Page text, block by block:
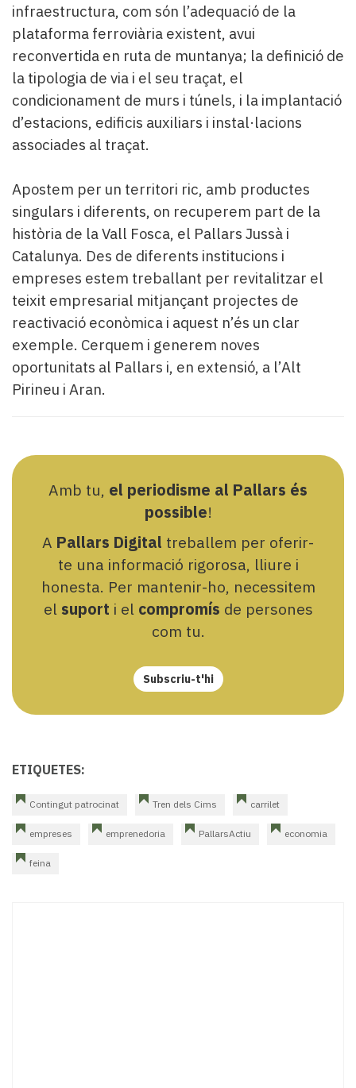
infraestructura, com són l’adequació de la
plataforma ferroviària existent, avui
reconvertida en ruta de muntanya; la definició de
la tipologia de via i el seu traçat, el
condicionament de murs i túnels, i la implantació
d’estacions, edificis auxiliars i instal·lacions
associades al traçat.
Apostem per un territori ric, amb productes
singulars i diferents, on recuperem part de la
història de la Vall Fosca, el Pallars Jussà i
Catalunya. Des de diferents institucions i
empreses estem treballant per revitalitzar el
teixit empresarial mitjançant projectes de
reactivació econòmica i aquest n’és un clar
exemple. Cerquem i generem noves
oportunitats al Pallars i, en extensió, a l’Alt
Pirineu i Aran.
Amb tu, el periodisme al Pallars és
possible!
A Pallars Digital treballem per oferir-
te una informació rigorosa, lliure i
honesta. Per mantenir-ho, necessitem
el suport i el compromís de persones
com tu.
Subscriu-t'hi
ETIQUETES:
Contingut patrocinat Tren dels Cims carrilet
empreses emprenedoria PallarsActiu economia
feina